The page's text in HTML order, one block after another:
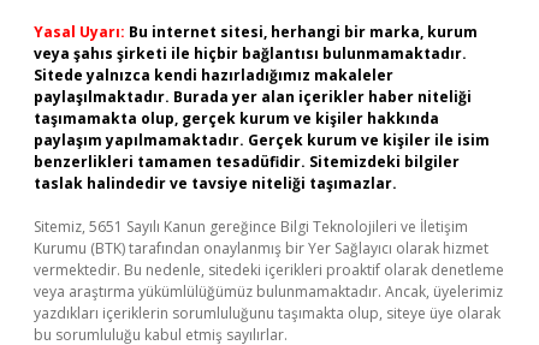
Yasal Uyarı: Bu internet sitesi, herhangi bir marka, kurum
veya şahıs şirketi ile hiçbir bağlantısı bulunmamaktadır.
Sitede yalnızca kendi hazırladığımız makaleler
paylaşılmaktadır. Burada yer alan içerikler haber niteliği
taşımamakta olup, gerçek kurum ve kişiler hakkında
paylaşım yapılmamaktadır. Gerçek kurum ve kişiler ile isim
benzerlikleri tamamen tesadüfidir. Sitemizdeki bilgiler
taslak halindedir ve tavsiye niteliği taşımazlar.
Sitemiz, 5651 Sayılı Kanun gereğince Bilgi Teknolojileri ve İletişim
Kurumu (BTK) tarafından onaylanmış bir Yer Sağlayıcı olarak hizmet
vermektedir. Bu nedenle, sitedeki içerikleri proaktif olarak denetleme
veya araştırma yükümlülüğümüz bulunmamaktadır. Ancak, üyelerimiz
yazdıkları içeriklerin sorumluluğunu taşımakta olup, siteye üye olarak
bu sorumluluğu kabul etmiş sayılırlar.